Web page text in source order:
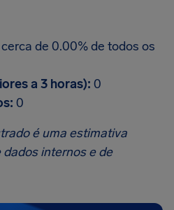
cerca de 0.00% de todos os
a 3 horas): 0
0
é uma estimativa
internos e de